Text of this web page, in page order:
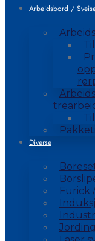
Arbeidsbord /
Diverse
Furick